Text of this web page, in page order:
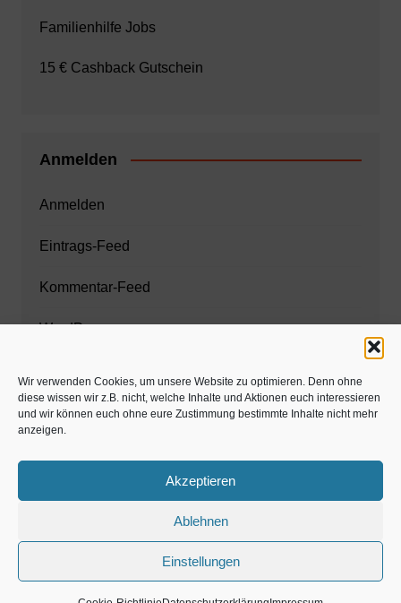
Wir verwenden Cookies, um unsere Website zu optimieren. Denn ohne
diese wissen wir z.B. nicht, welche Inhalte und Aktionen euch interessieren
und wir können euch ohne eure Zustimmung bestimmte Inhalte nicht mehr
anzeigen.
Akzeptieren
Ablehnen
Einstellungen
Familienhilfe Jobs
15 € Cashback Gutschein
Anmelden
Anmelden
Eintrags-Feed
Kommentar-Feed
WordPress.org
Zahnarzt München
www.estaregistrierung.org – ESTA
©familös - dieTestfamilie -
Weihnachten, Adventszeit
Magazin Gastartikel